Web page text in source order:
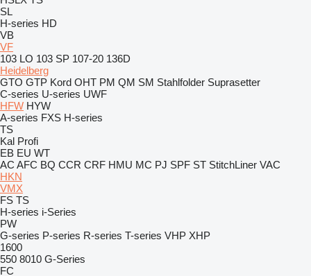
SL
H-series HD
VB
VF
103 LO 103 SP 107-20 136D
Heidelberg
GTO GTP Kord OHT PM QM SM Stahlfolder Suprasetter
C-series U-series UWF
HFW HYW
A-series FXS H-series
TS
Kal Profi
EB EU WT
AC AFC BQ CCR CRF HMU MC PJ SPF ST StitchLiner VAC
HKN
VMX
FS TS
H-series i-Series
PW
G-series P-series R-series T-series VHP XHP
1600
550 8010 G-Series
FC